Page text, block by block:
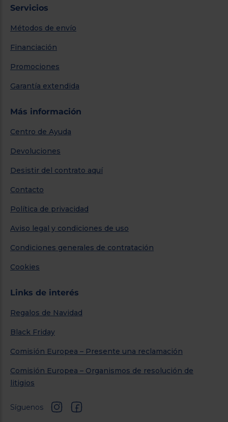
Servicios
Métodos de envío
Financiación
Promociones
Garantía extendida
Más información
Centro de Ayuda
Devoluciones
Desistir del contrato aquí
Contacto
Política de privacidad
Aviso legal y condiciones de uso
Condiciones generales de contratación
Cookies
Links de interés
Regalos de Navidad
Black Friday
Comisión Europea – Presente una reclamación
Comisión Europea – Organismos de resolución de
litigios
Síguenos